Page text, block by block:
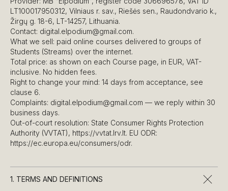
LT100017950312, Vilniaus r. sav., Riešės sen., Raudondvario k.,
Žirgų g. 18-6, LT-14257, Lithuania.
Contact: digital.elpodium@gmail.com.
What we sell: paid online courses delivered to groups of
Students (Streams) over the internet.
Total price: as shown on each Course page, in EUR, VAT-
inclusive. No hidden fees.
Right to change your mind: 14 days from acceptance, see
clause 6.
Complaints: digital.elpodium@gmail.com — we reply within 30
business days.
Out-of-court resolution: State Consumer Rights Protection
Authority (VVTAT), https://vvtat.lrv.lt. EU ODR:
https://ec.europa.eu/consumers/odr.
1. TERMS AND DEFINITIONS